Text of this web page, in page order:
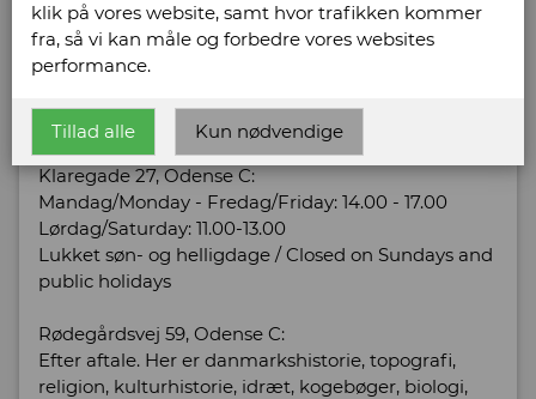
Hjemmeside:http://www.akademisk-antikvariat.dk
Email:info@akademisk-antikvariat.dk
Åbningstider:
Klaregade 27, Odense C:
Mandag/Monday - Fredag/Friday: 14.00 - 17.00
Lørdag/Saturday: 11.00-13.00
Lukket søn- og helligdage / Closed on Sundays and
public holidays
Rødegårdsvej 59, Odense C:
Efter aftale. Her er danmarkshistorie, topografi,
religion, kulturhistorie, idræt, kogebøger, biologi,
klik på vores website, samt hvor trafikken kommer
fra, så vi kan måle og forbedre vores websites
performance.
Tillad alle Kun nødvendige